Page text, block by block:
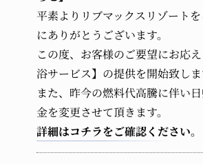
平素よりリブマックスリゾート
にありがとうございます。
この度、お客様のご要望にお応
浴サービス】の提供を開始致しま
また、昨今の燃料代高騰に伴い
金を変更させて頂きます。
詳細はコチラをご確認ください。